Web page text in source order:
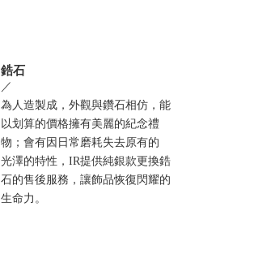
鋯石
／
為人造製成，外觀與鑽石相仿，能
以划算的價格擁有美麗的紀念禮
物；會有因日常磨耗失去原有的
光澤的特性，IR提供純銀款更換鋯
石的售後服務，讓飾品恢復閃耀的
生命力。